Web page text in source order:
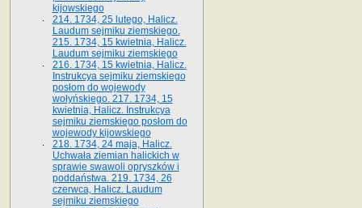
kijowskiego
214. 1734, 25 lutego, Halicz.
Laudum sejmiku ziemskiego.
215. 1734, 15 kwietnia, Halicz.
Laudum sejmiku ziemskiego
216. 1734, 15 kwietnia, Halicz.
Instrukcya sejmiku ziemskiego
posłom do wojewody
wołyńskiego. 217. 1734, 15
kwietnia, Halicz. Instrukcya
sejmiku ziemskiego posłom do
wojewody kijowskiego
218. 1734, 24 maja, Halicz.
Uchwała ziemian halickich w
sprawie swawoli opryszków i
poddaństwa. 219. 1734, 26
czerwca, Halicz. Laudum
sejmiku ziemskiego